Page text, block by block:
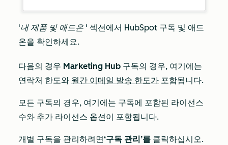
'내 제품 및 애드온 ' 섹션에서 HubSpot 구독 및 애드
온을 확인하세요.
다음의 경우 Marketing Hub 구독의 경우, 여기에는
연락처 한도와 월간 이메일 발송 한도가 포함됩니다.
모든 구독의 경우, 여기에는 구독에 포함된 라이선스
수와 추가 라이선스 옵션이 포함됩니다.
개별 구독을 관리하려면‘구독 관리’를 클릭하십시오.